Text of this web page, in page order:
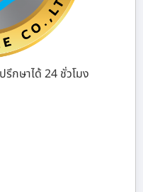
กษาได้ 24 ชั่วโมง